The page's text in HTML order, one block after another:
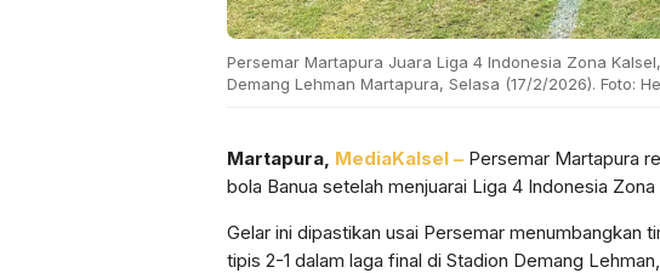
Persemar Martapura Juara Liga 4 Indonesia Zona
Demang Lehman Martapura, Selasa (17/2/2026). Foto:
Martapura, MediaKalsel – Persemar Martapura
bola Banua setelah menjuarai Liga 4 Indonesia
Gelar ini dipastikan usai Persemar menumbangkan
tipis 2-1 dalam laga final di Stadion Demang